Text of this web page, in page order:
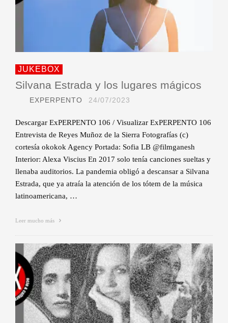
JUKEBOX
Silvana Estrada y los lugares mágicos
EXPERPENTO 24/07/2023
Descargar ExPERPENTO 106 / Visualizar ExPERPENTO 106
Entrevista de Reyes Muñoz de la Sierra Fotografías (c)
cortesía okokok Agency Portada: Sofia LB @filmganesh
Interior: Alexa Viscius En 2017 solo tenía canciones sueltas y
llenaba auditorios. La pandemia obligó a descansar a Silvana
Estrada, que ya atraía la atención de los tótem de la música
latinoamericana, …
Leer mucho más